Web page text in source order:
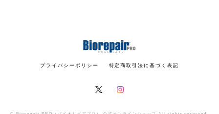
プライバシーポリシー 特定商取引法に基づく表記